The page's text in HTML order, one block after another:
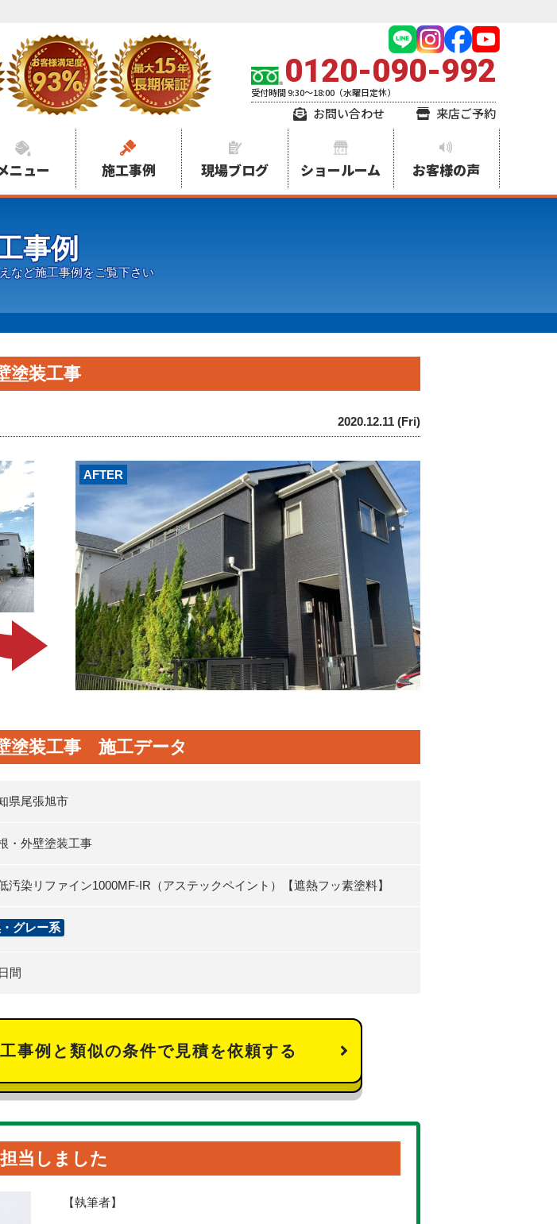
0120-090-992
受付時間 9:30～18:00（水曜日定休）
お問い合わせ 来店ご予約
ニュー 施工事例 現場ブログ ショールーム お客様の声
事例
など施工事例をご覧下さい
塗装工事
2020.12.11 (Fri)
AFTER
塗装工事 施工データ
県尾張旭市
・外壁塗装工事
汚染リファイン1000MF-IR（アステックペイント）【遮熱フッ素塗料】
グレー系
間
事例と類似の条件で見積を依頼する
当しました
【執筆者】